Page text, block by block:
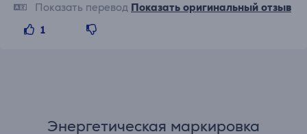
Показать перевод Показать оригинальный отзыв
1
Энергетическая маркировка